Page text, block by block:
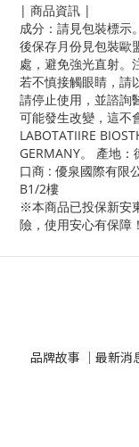
| 商品資訊 |
成分：請見包裝標示
後保存月份見包裝歐
處，避免強光直射。
若不慎接觸眼睛，請
請停止使用，並諮詢
可能發生改變，這不
LABOTATIIRE
GERMANY。 產地
口商 : 優泉國際有限
B1/2樓
※本商品已投保新安
險，使用安心有保障！
品牌故事 ｜ 最新消